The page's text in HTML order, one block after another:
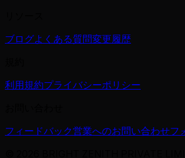
ブログよくある質問変更履歴
利用規約プライバシーポリシー
フィードバック営業へのお問い合わせフ